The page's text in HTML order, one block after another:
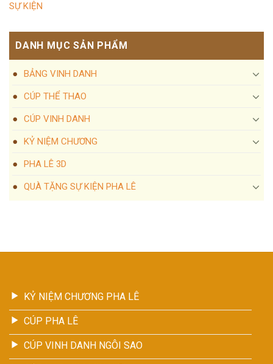
SỰ KIỆN
DANH MỤC SẢN PHẨM
BẢNG VINH DANH
CÚP THỂ THAO
CÚP VINH DANH
KỶ NIỆM CHƯƠNG
PHA LÊ 3D
QUÀ TẶNG SỰ KIỆN PHA LÊ
KỶ NIỆM CHƯƠNG PHA LÊ
CÚP PHA LÊ
CÚP VINH DANH NGÔI SAO